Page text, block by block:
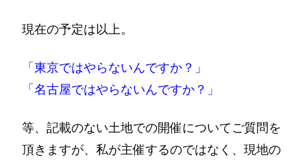
現在の予定は以上。
「東京ではやらないんですか？」
「名古屋ではやらないんですか？」
等、記載のない土地での開催についてご質問を
頂きますが、私が主催するのではなく、現地の